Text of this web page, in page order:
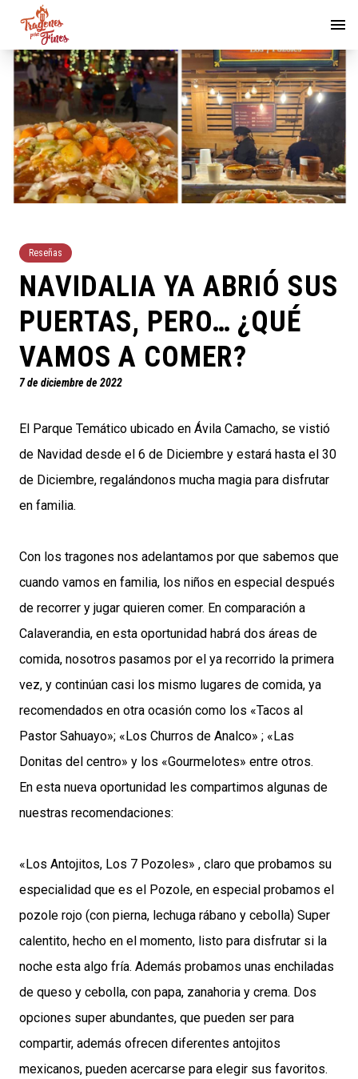
Reseñas
NAVIDALIA YA ABRIÓ SUS
PUERTAS, PERO… ¿QUÉ
VAMOS A COMER?
7 de diciembre de 2022
El Parque Temático ubicado en Ávila Camacho, se vistió
de Navidad desde el 6 de Diciembre y estará hasta el 30
de Diciembre, regalándonos mucha magia para disfrutar
en familia.
Con los tragones nos adelantamos por que sabemos que
cuando vamos en familia, los niños en especial después
de recorrer y jugar quieren comer. En comparación a
Calaverandia, en esta oportunidad habrá dos áreas de
comida, nosotros pasamos por el ya recorrido la primera
vez, y continúan casi los mismo lugares de comida, ya
recomendados en otra ocasión como los «Tacos al
Pastor Sahuayo»; «Los Churros de Analco» ; «Las
Donitas del centro» y los «Gourmelotes» entre otros.
En esta nueva oportunidad les compartimos algunas de
nuestras recomendaciones:
«Los Antojitos, Los 7 Pozoles» , claro que probamos su
especialidad que es el Pozole, en especial probamos el
pozole rojo (con pierna, lechuga rábano y cebolla) Super
calentito, hecho en el momento, listo para disfrutar si la
noche esta algo fría. Además probamos unas enchiladas
de queso y cebolla, con papa, zanahoria y crema. Dos
opciones super abundantes, que pueden ser para
compartir, además ofrecen diferentes antojitos
mexicanos, pueden acercarse para elegir sus favoritos.